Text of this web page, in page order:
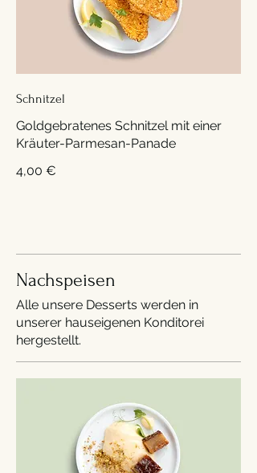
Schnitzel
Goldgebratenes Schnitzel mit einer
Kräuter-Parmesan-Panade
4,00 €
Nachspeisen
Alle unsere Desserts werden in
unserer hauseigenen Konditorei
hergestellt.